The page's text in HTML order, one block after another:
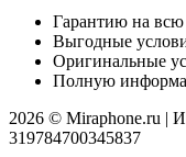
Гарантию на
Выгодные
Оригинальные
Полную
2026 © Miraphone.ru
319784700345837